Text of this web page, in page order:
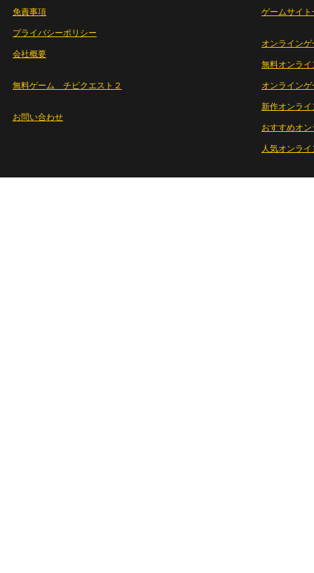
免責事項
プライバシーポリシー
会社概要
無料ゲーム チビクエスト２
お問い合わせ
ゲームサイト
オンラインゲ
無料オンライ
オンライン
新作オンライ
おすすめオ
人気オンラ